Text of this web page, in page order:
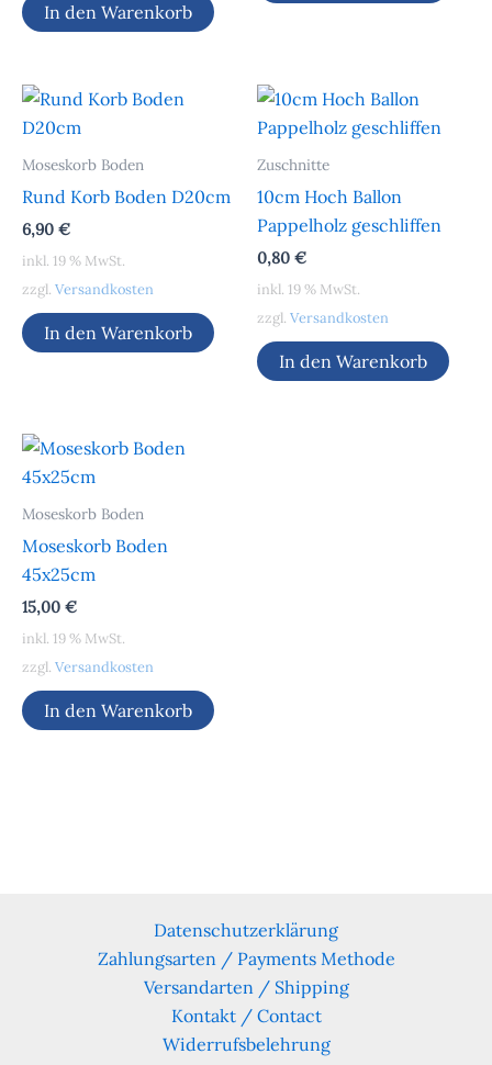
In den Warenkorb
Moseskorb Boden
Rund Korb Boden D20cm
6,90 €
inkl. 19 % MwSt.
zzgl. Versandkosten
In den Warenkorb
Zuschnitte
10cm Hoch Ballon
Pappelholz geschliffen
0,80 €
inkl. 19 % MwSt.
zzgl. Versandkosten
In den Warenkorb
Moseskorb Boden
Moseskorb Boden
45x25cm
15,00 €
inkl. 19 % MwSt.
zzgl. Versandkosten
In den Warenkorb
Datenschutzerklärung
Zahlungsarten / Payments Methode
Versandarten / Shipping
Kontakt / Contact
Widerrufsbelehrung